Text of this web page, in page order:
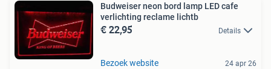
Budweiser neon bord lamp LED cafe
verlichting reclame lichtb
€ 22,95 Details
Bezoek website 24 apr 26